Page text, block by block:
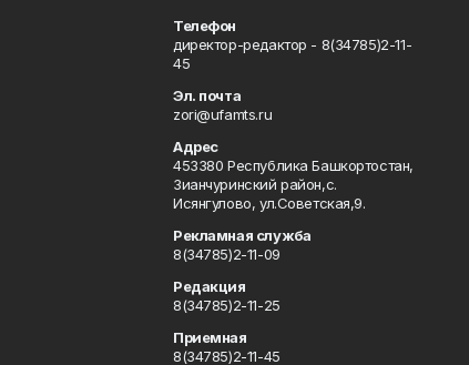
Телефон
директор-редактор - 8(34785)2-11-
45
Эл. почта
zori@ufamts.ru
Адрес
453380 Республика Башкортостан,
Зианчуринский район,с.
Исянгулово, ул.Советская,9.
Рекламная служба
8(34785)2-11-09
Редакция
8(34785)2-11-25
Приемная
8(34785)2-11-45